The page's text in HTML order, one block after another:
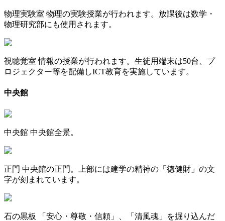
物理実験室 物理の実験授業が行われます。放課後は数学・
物理研究部にも使用されます。
視聴覚室 情報の授業が行われます。生徒用端末は50台、プ
ロジェクター等を配備しICT教育を実施しています。
中央館
中央館 中央館全景。
正門 中央館の正門。上部には建学の精神の「徳健財」の文
字が刻まれています。
石の黒板
「安心・尊敬・信頼」、「清風魂」を掘り込んだ